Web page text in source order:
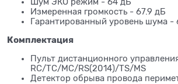
Измеренная громкость - 67.9 дБ
Гарантированный уровень шума -
Комплектация
Пульт дистанционного
RC/TC/MC/RS(2014)/TS/MS
Детектор обрыва провода